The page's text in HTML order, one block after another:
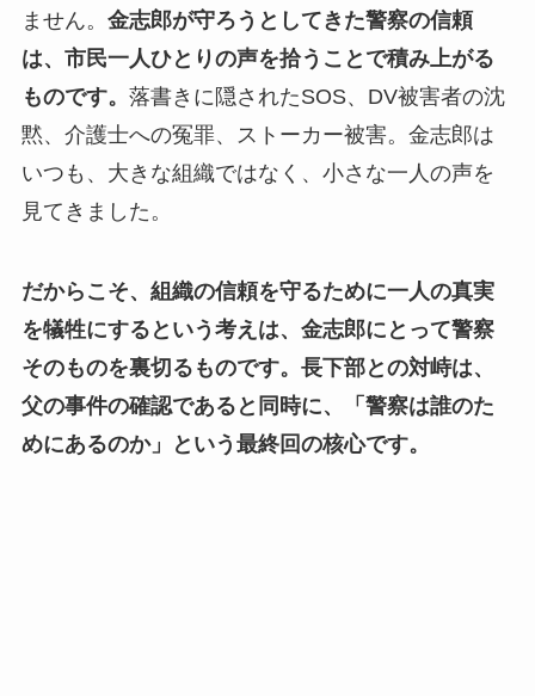
ません。 金志郎が守ろうとしてきた警察の信頼
は、市民一人ひとりの声を拾うことで積み上がる
ものです。 落書きに隠されたSOS、DV被害者の沈
黙、介護士への冤罪、ストーカー被害。金志郎は
いつも、大きな組織ではなく、小さな一人の声を
見てきました。
だからこそ、組織の信頼を守るために一人の真実
を犠牲にするという考えは、金志郎にとって警察
そのものを裏切るものです。 長下部との対峙は、
父の事件の確認であると同時に、「警察は誰のた
めにあるのか」という最終回の核心です。